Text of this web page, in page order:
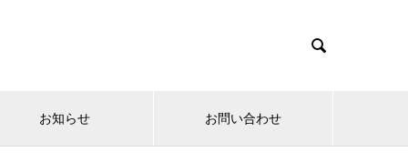

お知らせ お問い合わせ